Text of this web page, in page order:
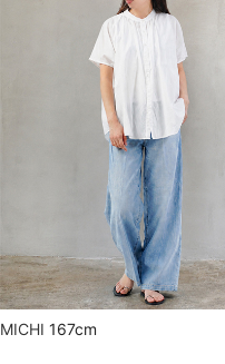
MICHI 167cm